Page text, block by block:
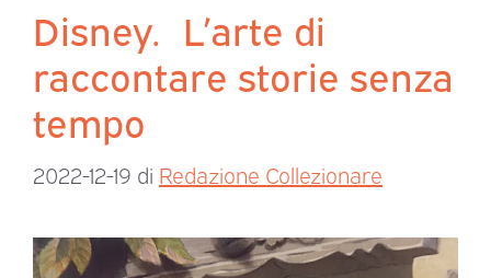
Disney. L’arte di
raccontare storie senza
tempo
2022-12-19 di Redazione Collezionare